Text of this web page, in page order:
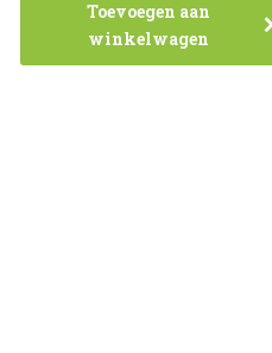
Toevoegen aan
winkelwagen